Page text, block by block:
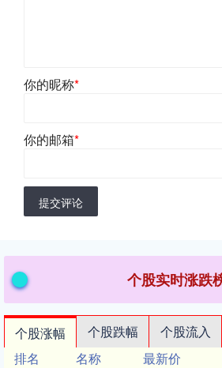
你的昵称*
你的邮箱*
提交评论
个股实时涨跌
个股涨幅 个股跌幅 个股流入
排名
名称 最新价